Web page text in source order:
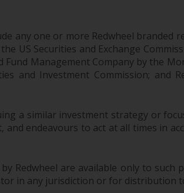
Jahresberichte und, sofern von
jeweiligen von Redwheel
erstellt, die Halbjahresberichte
das Basisinformationsblatt
Anlegern in der Schweiz
ist der Erfüllungsort der
Sitz oder Wohnsitz des Anlegers.
any one or more Redwheel branded
Securities and Exchange
Fund Management Company by the
and Investment Commission; and
a similar investment strategy or
and endeavours to act at all times in
Redwheel are available only to such
in any jurisdiction or for distribution